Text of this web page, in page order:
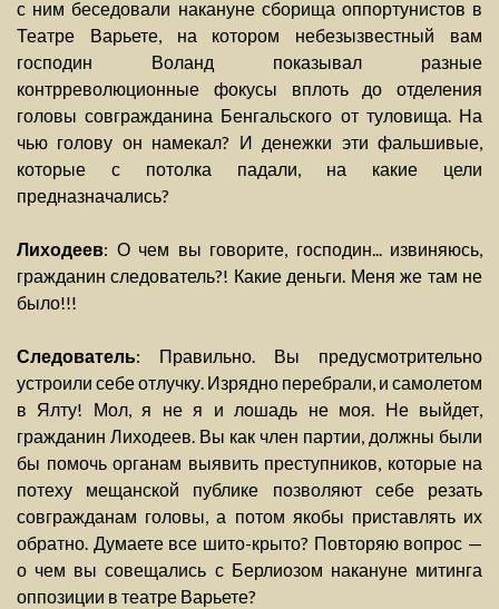
с ним беседовали накануне сборища оппортунистов в
Театре Варьете, на котором небезызвестный вам
господин Воланд показывал разные
контрреволюционные фокусы вплоть до отделения
головы совгражданина Бенгальского от туловища. На
чью голову он намекал? И денежки эти фальшивые,
которые с потолка падали, на какие цели
предназначались?
Лиходеев: О чем вы говорите, господин... извиняюсь,
гражданин следователь?! Какие деньги. Меня же там не
было!!!
Следователь: Правильно. Вы предусмотрительно
устроили себе отлучку. Изрядно перебрали, и самолетом
в Ялту! Мол, я не я и лошадь не моя. Не выйдет,
гражданин Лиходеев. Вы как член партии, должны были
бы помочь органам выявить преступников, которые на
потеху мещанской публике позволяют себе резать
совгражданам головы, а потом якобы приставлять их
обратно. Думаете все шито-крыто? Повторяю вопрос —
о чем вы совещались с Берлиозом накануне митинга
оппозиции в театре Варьете?